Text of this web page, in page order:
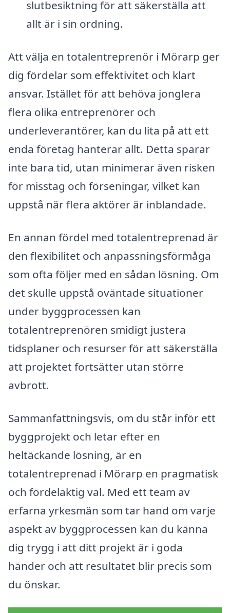
slutbesiktning för att säkerställa att
allt är i sin ordning.
Att välja en totalentreprenör i Mörarp ger
dig fördelar som effektivitet och klart
ansvar. Istället för att behöva jonglera
flera olika entreprenörer och
underleverantörer, kan du lita på att ett
enda företag hanterar allt. Detta sparar
inte bara tid, utan minimerar även risken
för misstag och förseningar, vilket kan
uppstå när flera aktörer är inblandade.
En annan fördel med totalentreprenad är
den flexibilitet och anpassningsförmåga
som ofta följer med en sådan lösning. Om
det skulle uppstå oväntade situationer
under byggprocessen kan
totalentreprenören smidigt justera
tidsplaner och resurser för att säkerställa
att projektet fortsätter utan större
avbrott.
Sammanfattningsvis, om du står inför ett
byggprojekt och letar efter en
heltäckande lösning, är en
totalentreprenad i Mörarp en pragmatisk
och fördelaktig val. Med ett team av
erfarna yrkesmän som tar hand om varje
aspekt av byggprocessen kan du känna
dig trygg i att ditt projekt är i goda
händer och att resultatet blir precis som
du önskar.